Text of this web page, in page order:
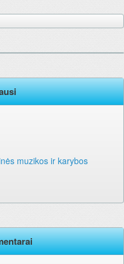
muzikos ir karybos